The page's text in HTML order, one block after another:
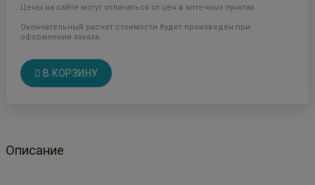
Цены на сайте могут отличаться от цен в аптечных пунктах.
Окончательный расчет стоимости будет произведен при
оформлении заказа.
В КОРЗИНУ
Описание